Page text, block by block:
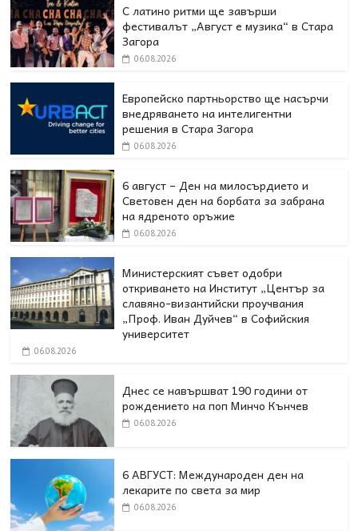
С латино ритми ще завърши
фестивалът „Август е музика“ в Стара
Загора
06.08.2026
Европейско партньорство ще насърчи
внедряването на интелигентни
решения в Стара Загора
06.08.2026
6 август – Ден на милосърдието и
Световен ден на борбата за забрана
на ядреното оръжие
06.08.2026
Министерският съвет одобри
откриването на Институт „Център за
славяно-византийски проучвания
„Проф. Иван Дуйчев“ в Софийския
университет
06.08.2026
Днес се навършват 190 години от
рождението на поп Минчо Кънчев
06.08.2026
6 АВГУСТ: Международен ден на
лекарите по света за мир
06.08.2026